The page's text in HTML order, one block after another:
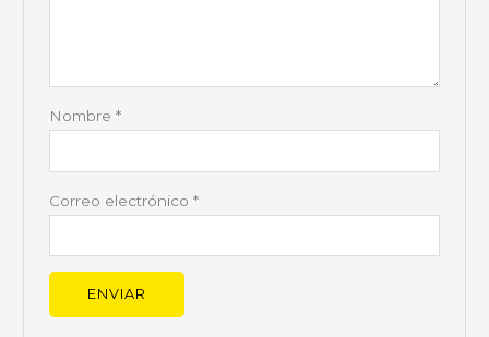
Nombre *
Correo electrónico *